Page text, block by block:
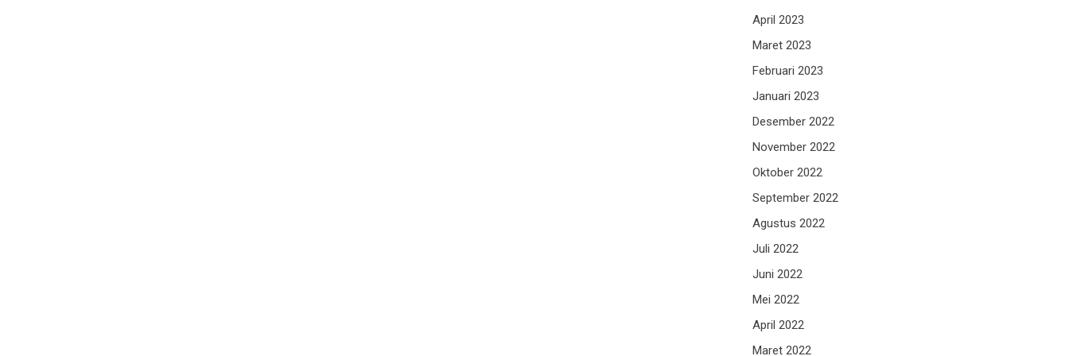
April 2023
Maret 2023
Februari 2023
Januari 2023
Desember 2022
November 2022
Oktober 2022
September 2022
Agustus 2022
Juli 2022
Juni 2022
Mei 2022
April 2022
Maret 2022